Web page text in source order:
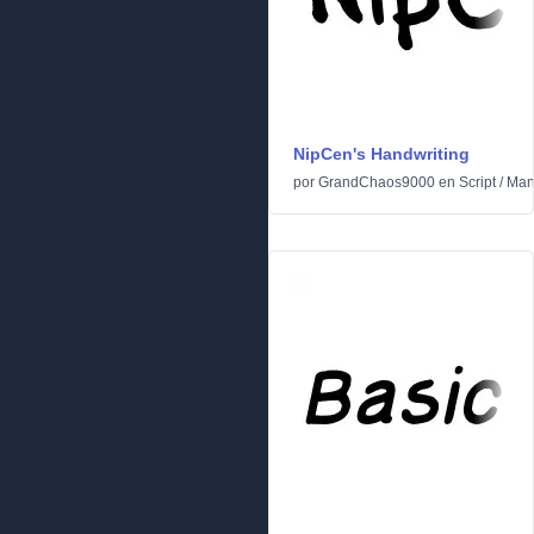
NipCen's Handwriting
por GrandChaos9000 en Script/